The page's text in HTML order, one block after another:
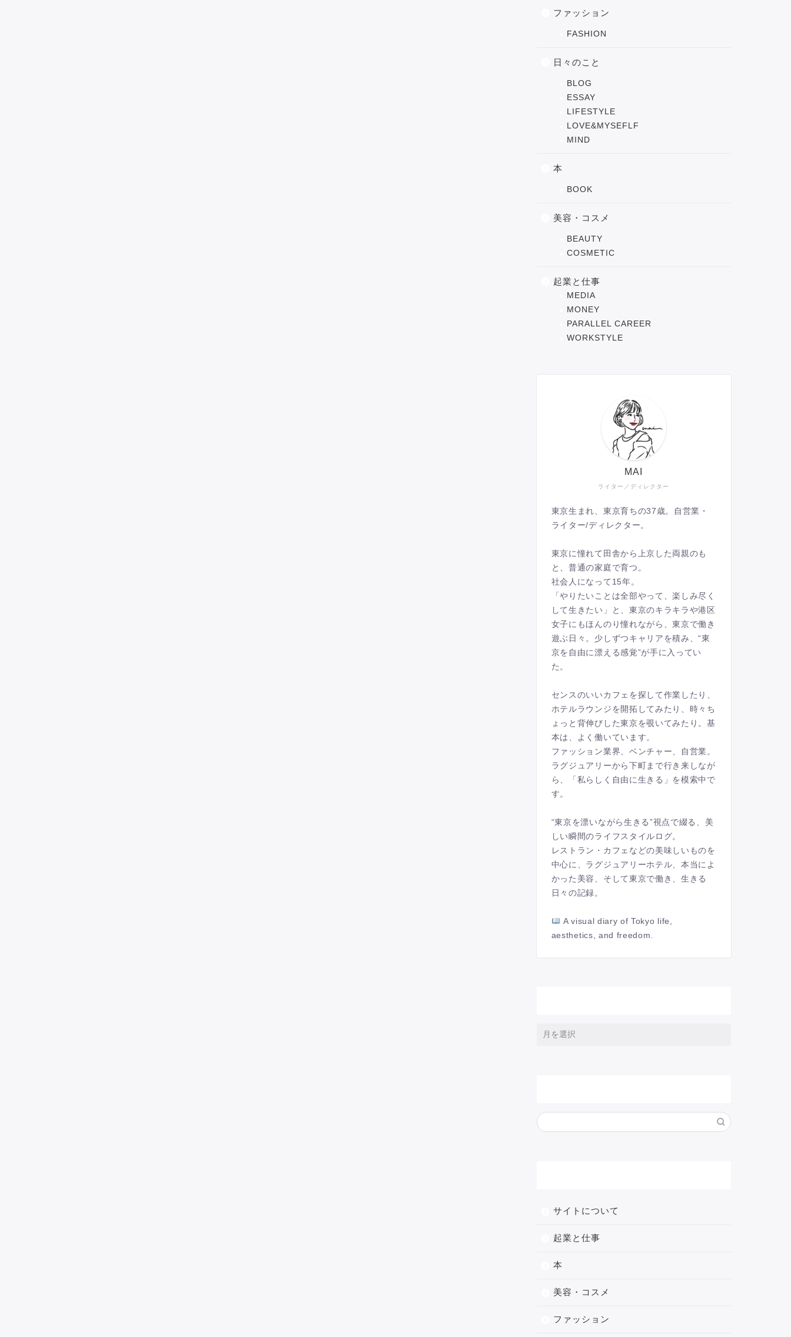
ファッション
FASHION
日々のこと
BLOG
ESSAY
LIFESTYLE
LOVE&MYSEFLF
MIND
本
BOOK
美容・コスメ
BEAUTY
COSMETIC
起業と仕事
MEDIA
MONEY
PARALLEL CAREER
WORKSTYLE
ライター／ディレクター
MAI
東京生まれ、東京育ちの37歳。自営業・
ライター/ディレクター。
東京に憧れて田舎から上京した両親のも
と、普通の家庭で育つ。
社会人になって15年。
「やりたいことは全部やって、楽しみ尽く
して生きたい」と、東京のキラキラや港区
女子にもほんのり憧れながら、東京で働き
遊ぶ日々。少しずつキャリアを積み、“東
京を自由に漂える感覚”が手に入ってい
た。
センスのいいカフェを探して作業したり、
ホテルラウンジを開拓してみたり、時々ち
ょっと背伸びした東京を覗いてみたり。基
本は、よく働いています。
ファッション業界、ベンチャー、自営業。
ラグジュアリーから下町まで行き来しなが
ら、「私らしく自由に生きる」を模索中で
す。
“東京を漂いながら生きる”視点で綴る、美
しい瞬間のライフスタイルログ。
レストラン・カフェなどの美味しいものを
中心に、ラグジュアリーホテル、本当によ
かった美容、そして東京で働き、生きる
日々の記録。
A visual diary of Tokyo life,
aesthetics, and freedom.
サイトについて
起業と仕事
本
美容・コスメ
ファッション